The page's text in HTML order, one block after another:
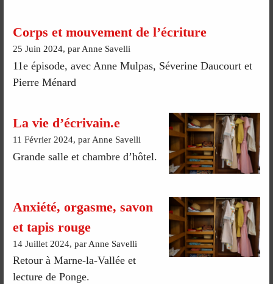
Corps et mouvement de l’écriture
25 Juin 2024, par Anne Savelli
11e épisode, avec Anne Mulpas, Séverine Daucourt et
Pierre Ménard
La vie d’écrivain.e
11 Février 2024, par Anne Savelli
Grande salle et chambre d’hôtel.
Anxiété, orgasme, savon
et tapis rouge
14 Juillet 2024, par Anne Savelli
Retour à Marne-la-Vallée et
lecture de Ponge.